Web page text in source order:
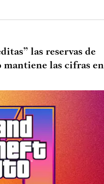
las reservas de
mantiene las cifras en